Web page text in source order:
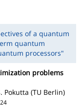
of a quantum
quantum
processors"
problems
(TU Berlin)